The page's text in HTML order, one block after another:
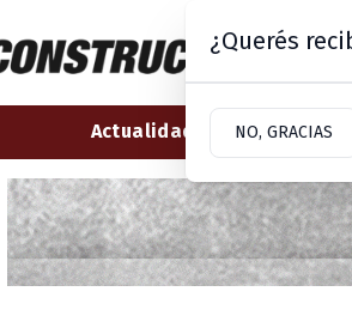
Actualidad
¿Querés
NO, GRACIAS